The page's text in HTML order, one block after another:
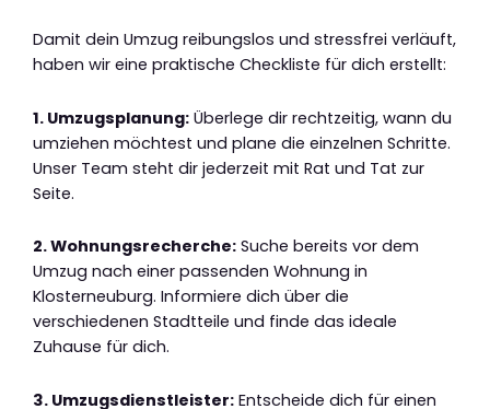
Damit dein Umzug reibungslos und stressfrei verläuft,
haben wir eine praktische Checkliste für dich erstellt:
1. Umzugsplanung: Überlege dir rechtzeitig, wann du
umziehen möchtest und plane die einzelnen Schritte.
Unser Team steht dir jederzeit mit Rat und Tat zur
Seite.
2. Wohnungsrecherche: Suche bereits vor dem
Umzug nach einer passenden Wohnung in
Klosterneuburg. Informiere dich über die
verschiedenen Stadtteile und finde das ideale
Zuhause für dich.
3. Umzugsdienstleister: Entscheide dich für einen